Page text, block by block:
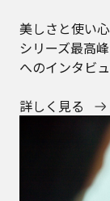
美しさと使い
シリーズ最高
へのインタビ
詳しく見る